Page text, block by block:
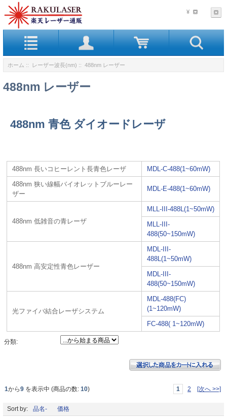
¥
ホーム :: レーザー波長(nm) :: 488nm レーザー
488nm レーザー
488nm 青色 ダイオードレーザ
488nm 長いコヒーレント長青色レーザ
MDL-C-488(1~60mW)
488nm 狭い線幅バイオレットブルーレー
ザー
MDL-E-488(1~60mW)
488nm 低雑音の青レーザ
MLL-III-488L(1~50mW)
MLL-III-
488(50~150mW)
488nm 高安定性青色レーザー
MDL-III-
488L(1~50mW)
MDL-III-
488(50~150mW)
光ファイバ結合レーザシステム
MDL-488(FC)
(1~120mW)
FC-488( 1~120mW)
分類:
1から9 を表示中 (商品の数: 10) 1 2 [次へ >>]
Sort by: 品名- 価格